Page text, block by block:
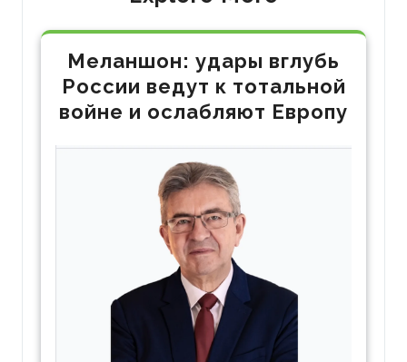
Меланшон: удары вглубь
России ведут к тотальной
войне и ослабляют Европу